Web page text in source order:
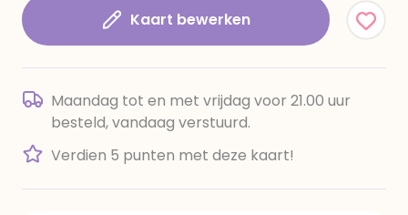
Kaart bewerken
Maandag tot en met vrijdag voor 21.00 uur
besteld, vandaag verstuurd.
Verdien 5 punten met deze kaart!